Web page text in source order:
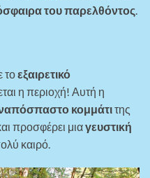
του παρελθόντος
τοεξαιρετικό
η περιοχή! Αυτή η
κομμάτιτης
προσφέρει μιαγευστική
καιρό.